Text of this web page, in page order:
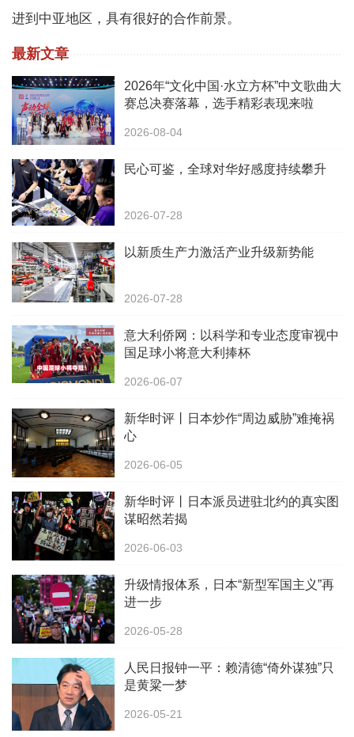
进到中亚地区，具有很好的合作前景。
最新文章
2026年“文化中国·水立方杯”中文歌曲大
赛总决赛落幕，选手精彩表现来啦
2026-08-04
民心可鉴，全球对华好感度持续攀升
2026-07-28
以新质生产力激活产业升级新势能
2026-07-28
意大利侨网：以科学和专业态度审视中
国足球小将意大利捧杯
2026-06-07
新华时评丨日本炒作“周边威胁”难掩祸
心
2026-06-05
新华时评丨日本派员进驻北约的真实图
谋昭然若揭
2026-06-03
升级情报体系，日本“新型军国主义”再
进一步
2026-05-28
人民日报钟一平：赖清德“倚外谋独”只
是黄粱一梦
2026-05-21